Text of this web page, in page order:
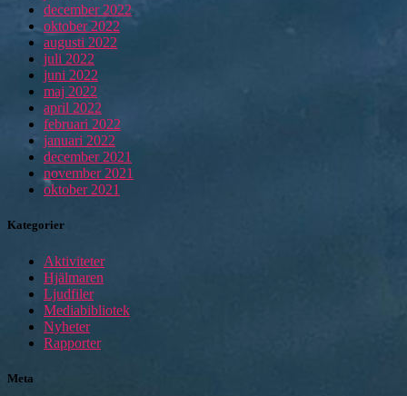
december 2022
oktober 2022
augusti 2022
juli 2022
juni 2022
maj 2022
april 2022
februari 2022
januari 2022
december 2021
november 2021
oktober 2021
Kategorier
Aktiviteter
Hjälmaren
Ljudfiler
Mediabibliotek
Nyheter
Rapporter
Meta